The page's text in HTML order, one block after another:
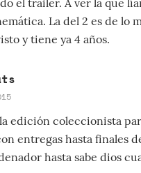
el tráiler. A ver la que
La del 2 es de lo
y tiene ya 4 años.
edición coleccionista
entregas hasta finales
hasta sabe dios